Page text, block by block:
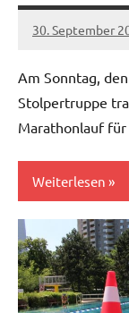
30. September
Am Sonntag,
Stolpertruppe
Marathonlauf
Weiterlesen
News